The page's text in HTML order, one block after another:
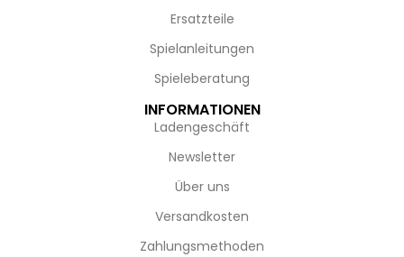
Ersatzteile
Spielanleitungen
Spieleberatung
INFORMATIONEN
Ladengeschäft
Newsletter
Über uns
Versandkosten
Zahlungsmethoden